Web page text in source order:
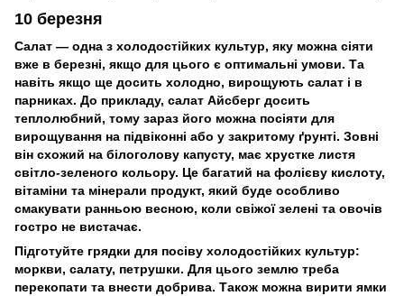
10 березня
Салат — одна з холодостійких культур, яку можна сіяти
вже в березні, якщо для цього є оптимальні умови. Та
навіть якщо ще досить холодно, вирощують салат і в
парниках. До прикладу, салат Айсберг досить
теплолюбний, тому зараз його можна посіяти для
вирощування на підвіконні або у закритому ґрунті. Зовні
він схожий на білоголову капусту, має хрустке листя
світло-зеленого кольору. Це багатий на фолієву кислоту,
вітаміни та мінерали продукт, який буде особливо
смакувати ранньою весною, коли свіжої зелені та овочів
гостро не вистачає.
Підготуйте грядки для посіву холодостійких культур:
моркви, салату, петрушки. Для цього землю треба
перекопати та внести добрива. Також можна вирити ямки